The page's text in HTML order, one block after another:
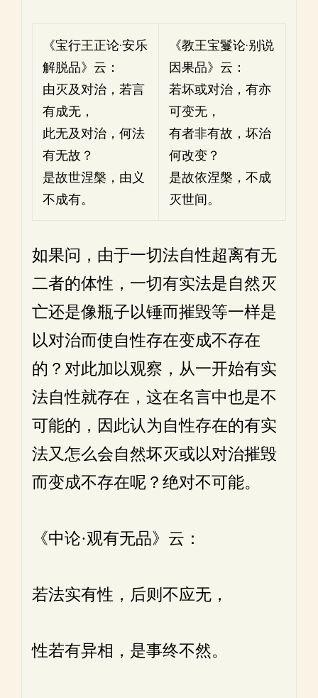
《宝行王正论·安乐
解脱品》云：
由灭及对治，若言
有成无，
此无及对治，何法
有无故？
是故世涅槃，由义
不成有。
《教王宝鬘论·别说
因果品》云：
若坏或对治，有亦
可变无，
有者非有故，坏治
何改变？
是故依涅槃，不成
灭世间。
如果问，由于一切法自性超离有无
二者的体性，一切有实法是自然灭
亡还是像瓶子以锤而摧毁等一样是
以对治而使自性存在变成不存在
的？对此加以观察，从一开始有实
法自性就存在，这在名言中也是不
可能的，因此认为自性存在的有实
法又怎么会自然坏灭或以对治摧毁
而变成不存在呢？绝对不可能。
《中论·观有无品》云：
若法实有性，后则不应无，
性若有异相，是事终不然。